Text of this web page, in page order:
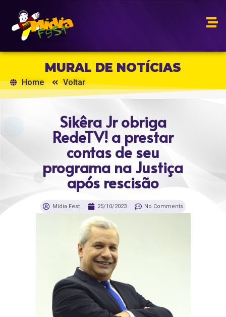
MURAL DE NOTÍCIAS
Home Voltar
Sikêra Jr obriga
RedeTV! a prestar
contas de seu
programa na Justiça
após rescisão
Mídia Fest 25/10/2023 No Comments